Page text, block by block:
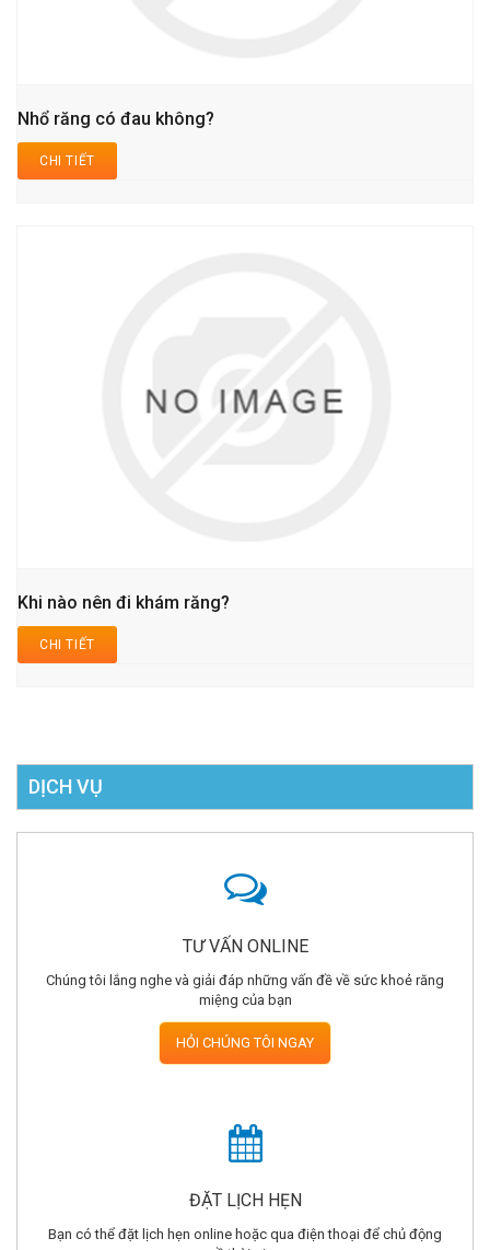
Nhổ răng có đau không?
CHI TIẾT
Khi nào nên đi khám răng?
CHI TIẾT
DỊCH VỤ
TƯ VẤN ONLINE
Chúng tôi lắng nghe và giải đáp những vấn đề về sức khoẻ răng
miệng của bạn
HỎI CHÚNG TÔI NGAY
ĐẶT LỊCH HẸN
Bạn có thể đặt lịch hẹn online hoặc qua điện thoại để chủ động